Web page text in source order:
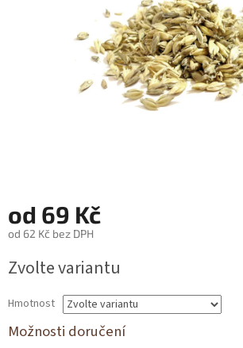
od 69 Kč
od 62 Kč bez DPH
cena:
Zvolte variantu
Hmotnost
Možnosti doručení